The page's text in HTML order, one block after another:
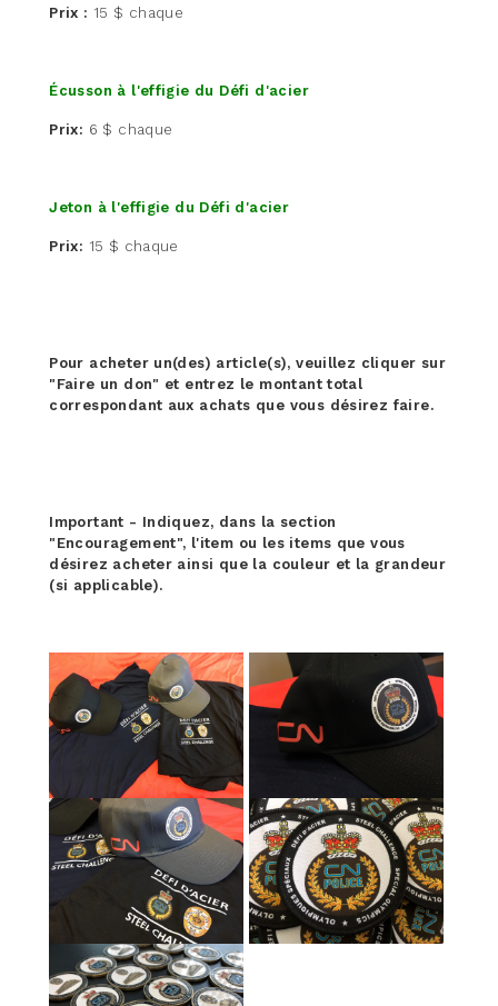
Prix : 15 $ chaque
Écusson à l'effigie du Défi d'acier
Prix: 6 $ chaque
Jeton à l'effigie du Défi d'acier
Prix: 15 $ chaque
Pour acheter un(des) article(s), veuillez cliquer sur
"Faire un don" et entrez le montant total
correspondant aux achats que vous désirez faire.
Important - Indiquez, dans la section
"Encouragement", l'item ou les items que vous
désirez acheter ainsi que la couleur et la grandeur
(si applicable).